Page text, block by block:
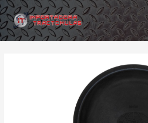
Ir
al
contenido